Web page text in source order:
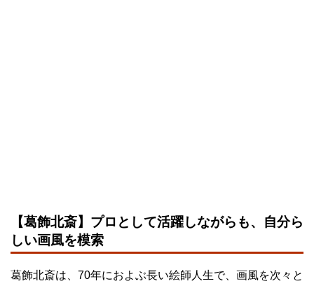
【葛飾北斎】プロとして活躍しながらも、自分ら
しい画風を模索
葛飾北斎は、70年におよぶ長い絵師人生で、画風を次々と